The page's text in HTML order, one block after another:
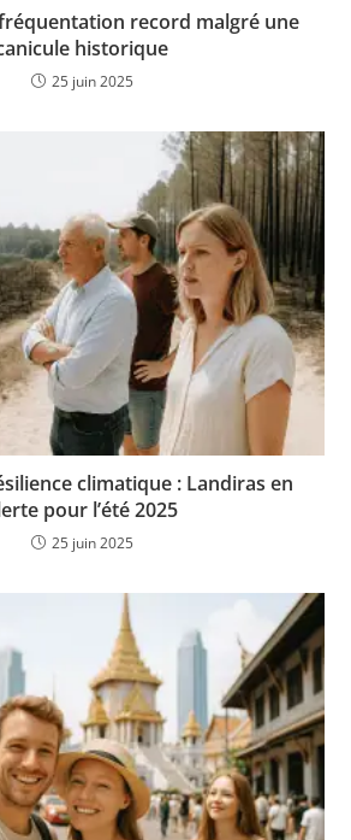
record malgré une
historique
25 juin 2025
climatique : Landiras en
pour l’été 2025
25 juin 2025